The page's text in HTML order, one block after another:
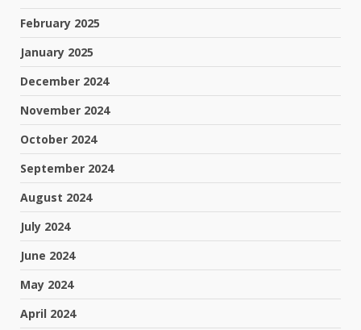
February 2025
January 2025
December 2024
November 2024
October 2024
September 2024
August 2024
July 2024
June 2024
May 2024
April 2024